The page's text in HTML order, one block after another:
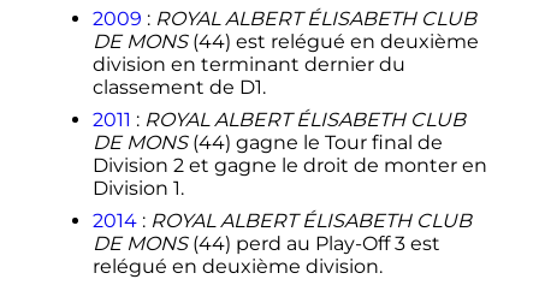
2009 : ROYAL ALBERT ÉLISABETH CLUB
DE MONS(44) est relégué en deuxième
division en terminant dernier du
classement de D1.
2011 : ROYAL ALBERT ÉLISABETH CLUB
DE MONS(44) gagne le Tour final de
Division 2 et gagne le droit de monter en
Division 1.
2014: ROYAL ALBERT ÉLISABETH CLUB
DE MONS(44) perd au Play-Off 3 est
relégué en deuxième division.